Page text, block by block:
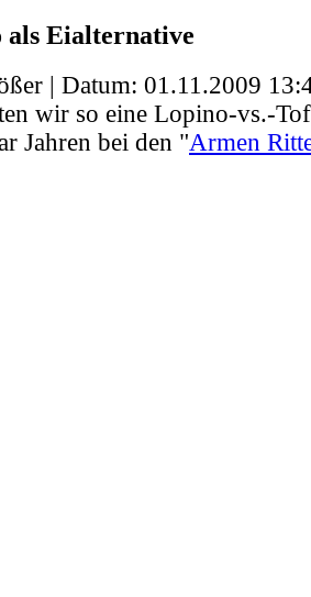
als Eialternative
| Datum: 01.11.2009
wir so eine Lopino-vs.-
Jahren bei den "Armen